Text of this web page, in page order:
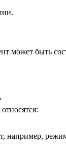
может быть
например,